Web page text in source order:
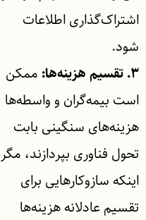
اشتراک‌گذاری اطلاعات
شود.
۳. تقسیم هزینه‌ها:
ممکن
است بیمه‌گران و واسطه‌ها
هزینه‌های سنگینی بابت
تحول فناوری بپردازند، مگر
اینکه سازوکارهایی برای
تقسیم عادلانه هزینه‌ها